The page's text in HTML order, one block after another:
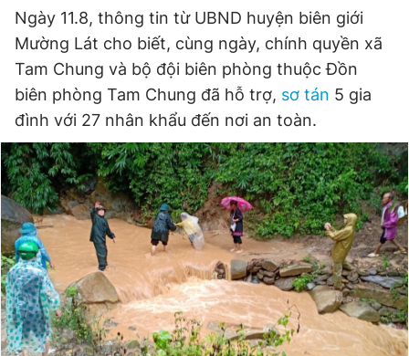
Thông tin tòa soạn Liên hệ quảng cáo
Đọc Thanh Niên trên điện thoại
Theo dõi báo trên
Hotline
0906 645 777
Liên hệ quảng cáo
0908 780 404
Ngày 11.8, thông tin từ UBND huyện biên giới
Mường Lát cho biết, cùng ngày, chính quyền xã
Tam Chung và bộ đội biên phòng thuộc Đồn
biên phòng Tam Chung đã hỗ trợ, sơ tán 5 gia
đình với 27 nhân khẩu đến nơi an toàn.